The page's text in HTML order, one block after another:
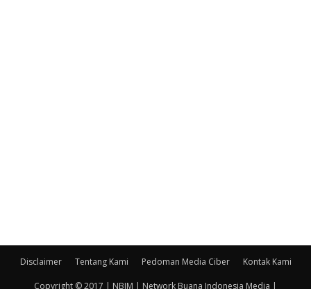
Disclaimer Tentang Kami Pedoman Media Ciber Kontak Kami
Copyright © 2017 | NBIM | Network Buana Indonesia Media |